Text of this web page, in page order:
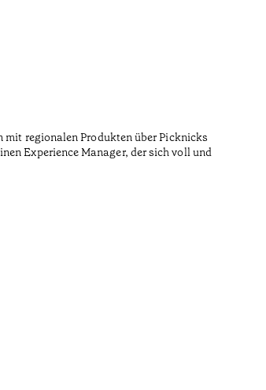
mit regionalen Produkten über Picknicks
Experience Manager, der sich voll und